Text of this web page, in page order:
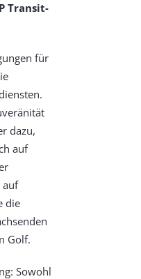
Transit-
für
dazu,
auf
auf
die
Golf.
Sowohl